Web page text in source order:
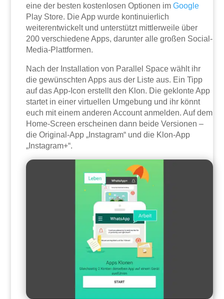
eine der besten kostenlosen Optionen imGoogle
Play Store. Die App wurde kontinuierlich
weiterentwickelt und unterstützt mittlerweile über
200 verschiedene Apps, darunter alle großen Social-
Media-Plattformen.
Nach der Installation von Parallel Space wählt ihr
die gewünschten Apps aus der Liste aus. Ein Tipp
auf das App-Icon erstellt den Klon. Die geklonte App
startet in einer virtuellen Umgebung und ihr könnt
euch mit einem anderen Account anmelden. Auf dem
Home-Screen erscheinen dann beide Versionen –
die Original-App „Instagram“ und die Klon-App
„Instagram+“.